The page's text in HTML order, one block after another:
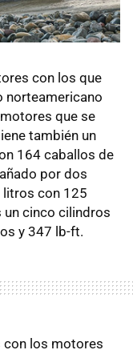
con los que
norteamericano
que se
también un
164 caballos de
por dos
litros con 125
un cinco cilindros
y 347 lb-ft.
con los motores